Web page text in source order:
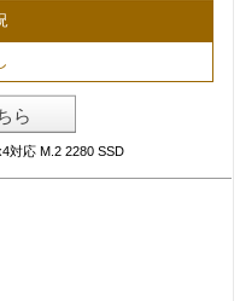
ら
対応 M.2 2280 SSD